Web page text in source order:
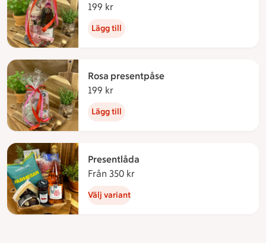
199 kr
Lägg till
Rosa presentpåse
199 kr
Lägg till
Presentlåda
Från 350 kr
Välj variant